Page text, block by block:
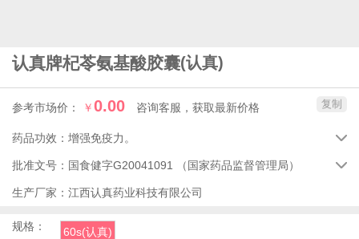
认真牌杞苓氨基酸胶囊(认真)
参考市场价： ￥0.00 咨询客服，获取最新价格 复制
药品功效： 增强免疫力。 
批准文号： 国食健字G20041091 （国家药品监督管理局） 
生产厂家： 江西认真药业科技有限公司
规格： 60s(认真)